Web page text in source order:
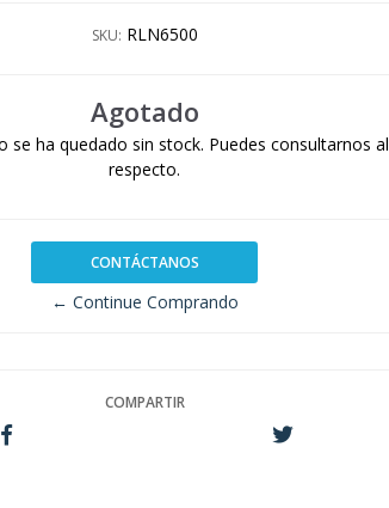
SKU: RLN6500
Agotado
se ha quedado sin stock. Puedes consultarnos al
respecto.
CONTÁCTANOS
← Continue Comprando
COMPARTIR